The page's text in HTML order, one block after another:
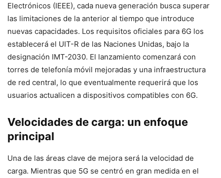
Electrónicos (IEEE), cada nueva generación busca superar
las limitaciones de la anterior al tiempo que introduce
nuevas capacidades. Los requisitos oficiales para 6G los
establecerá el UIT-R de las Naciones Unidas, bajo la
designación IMT-2030. El lanzamiento comenzará con
torres de telefonía móvil mejoradas y una infraestructura
de red central, lo que eventualmente requerirá que los
usuarios actualicen a dispositivos compatibles con 6G.
Velocidades de carga: un enfoque
principal
Una de las áreas clave de mejora será la velocidad de
carga. Mientras que 5G se centró en gran medida en el